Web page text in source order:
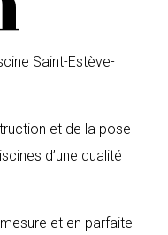
Saint-Estève-
et de la pose
d’une qualité
et en parfaite